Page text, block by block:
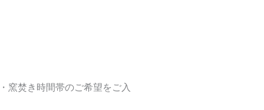
窯焚き時間帯のご希望をご入